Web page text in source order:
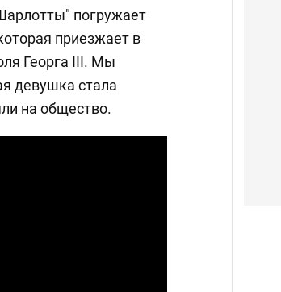
погружает
приезжает в
Георга III. Мы
девушка стала
на общество.